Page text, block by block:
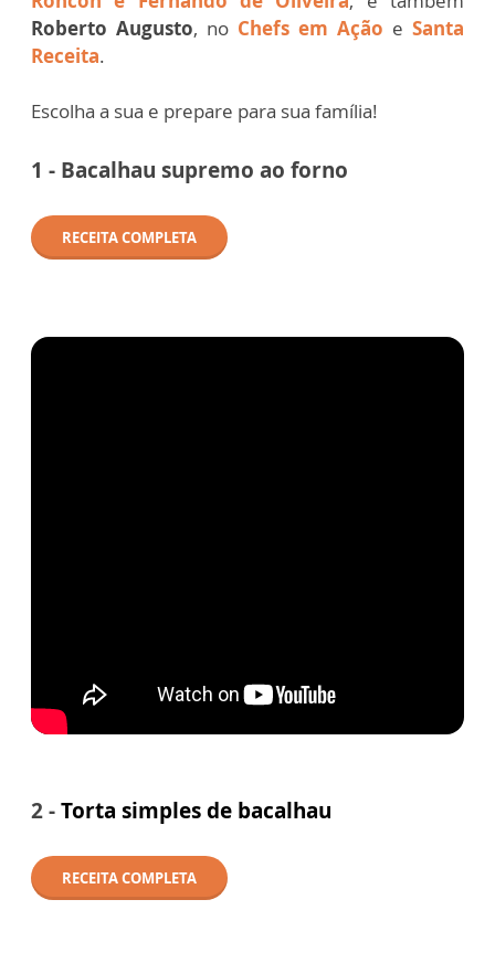
Roberto Augusto, no Chefs em Ação e Santa
Receita.
Escolha a sua e prepare para sua família!
1 - Bacalhau supremo ao forno
RECEITA COMPLETA
2 -Torta simples de bacalhau
RECEITA COMPLETA